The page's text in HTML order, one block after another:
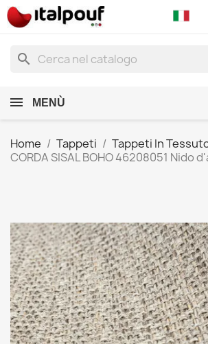
search
MENÙ
Home Tappeti Tappeti In
CORDA SISAL BOHO 46208051 Nido